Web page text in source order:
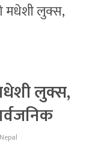
मधेशी लुक्स,
लुक्स,